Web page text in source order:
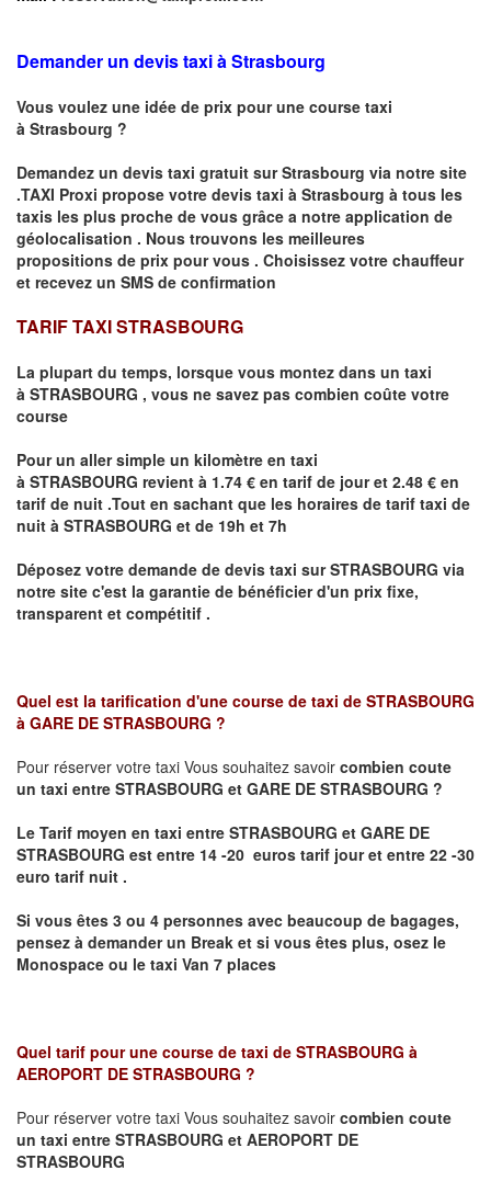
Demander un devis taxi à Strasbourg
Vous voulez une idée de prix pour une course taxi
à Strasbourg ?
Demandez un devis taxi gratuit surStrasbourg via notre site
.TAXI Proxi propose votre devis taxi à Strasbourg à tous les
taxis les plus proche de vous grâce a notre application de
géolocalisation . Nous trouvons les meilleures
propositions de prix pour vous . Choisissez votre chauffeur
et recevez un SMS de confirmation
TARIF TAXI STRASBOURG
La plupart du temps, lorsque vous montez dans un taxi
à STRASBOURG , vous ne savez pas combien coûte votre
course
Pour un aller simple un kilomètre en taxi
à STRASBOURG revient à 1.74 € en tarif de jour et 2.48 € en
tarif de nuit .Tout en sachant que les horaires de tarif taxi de
nuit à STRASBOURG et de 19h et 7h
Déposez votre demande de devis taxi surSTRASBOURG via
notre site c'est la garantie de bénéficier d'un prix fixe,
transparent et compétitif .
Quel est la tarification d'une course de taxi de STRASBOURG
à GARE DE STRASBOURG ?
Pour réserver votre taxi Vous souhaitez savoir combien coute
un taxi entre STRASBOURG et GARE DE STRASBOURG ?
Le Tarif moyen en taxi entre STRASBOURG et GARE DE
STRASBOURG est entre 14 -20 euros tarif jour et entre 22 -30
euro tarif nuit .
Si vous êtes 3 ou 4 personnes avec beaucoup de bagages,
pensez à demander un Break et si vous êtes plus, osez le
Monospace ou le taxi Van 7 places
Quel tarif pour une course de taxi de STRASBOURG à
AEROPORT DE STRASBOURG ?
Pour réserver votre taxi Vous souhaitez savoir combien coute
un taxi entre STRASBOURG et AEROPORT DE
STRASBOURG